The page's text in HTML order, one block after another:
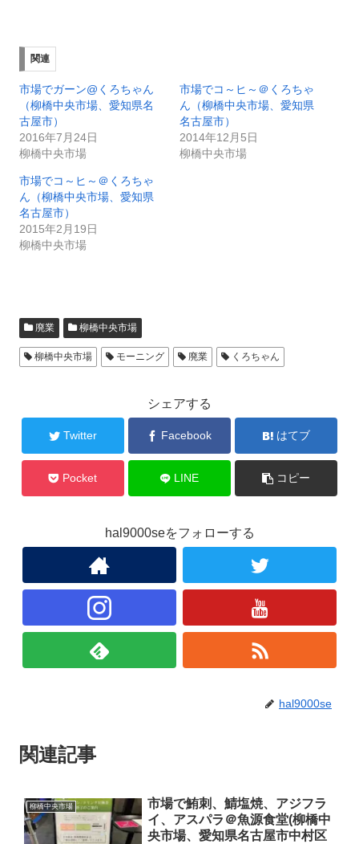
関連
市場でガーン@くろちゃん
（柳橋中央市場、愛知県名
古屋市）
2016年7月24日
柳橋中央市場
市場でコ～ヒ～＠くろちゃ
ん（柳橋中央市場、愛知県
名古屋市）
2014年12月5日
柳橋中央市場
市場でコ～ヒ～＠くろちゃ
ん（柳橋中央市場、愛知県
名古屋市）
2015年2月19日
柳橋中央市場
廃業 柳橋中央市場
柳橋中央市場 モーニング 廃業 くろちゃん
シェアする
Twitter Facebook はてブ
Pocket LINE コピー
hal9000seをフォローする
hal9000se
関連記事
柳橋中央市場
市場で鮪刺、鯖塩焼、アジフラ
イ、アスパラ＠魚源食堂(柳橋中
央市場、愛知県名古屋市中村区